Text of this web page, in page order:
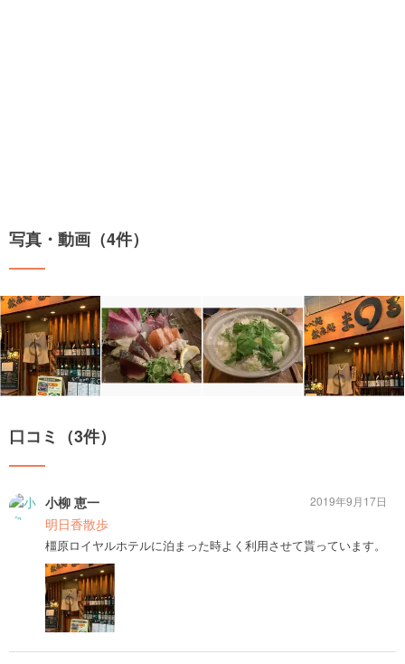
写真・動画（4件）
口コミ（3件）
小柳 恵一
明日香散歩
橿原ロイヤルホテルに泊まった時よく利用させて貰っています。
2019年9月17日